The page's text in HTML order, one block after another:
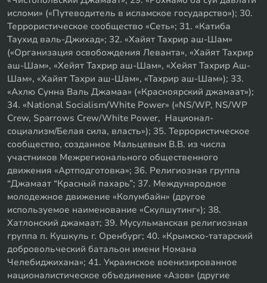
исломи» («Путеводитель в исламское государство»); 30.
Террористическое сообщество «Сеть»; 31. «Катиба
Таухид валь-Джихад»; 32. «Хайят Тахрир аш-Шам»
(«Организация освобождения Леванта», «Хайят Тахрир
аш-Шам», «Хейят Тахрир аш-Шам», «Хейят Тахрир Аш-
Шам», «Хайят Тахри аш-Шам», «Тахрир аш-Шам»); 33.
«Ахлю Сунна Валь Джамаа» («Красноярский джамаат»);
34. «National Socialism/White Power» («NS/WP, NS/WP
Crew, Sparrows Crew/White Power, Национал-
социализм/Белая сила, власть»); 35. Террористическое
сообщество, созданное Мальцевым В.В. из числа
участников Межрегионального общественного
движения «Артподготовка»; 36. Религиозная группа
“Джамаат “Красный пахарь”; 37. Международное
молодежное движение «Колумбайн» (другое
используемое наименование «Скулшутинг»); 38.
Хатлонский джамаат; 39. Мусульманская религиозная
группа п. Кушкуль г. Оренбург; 40. «Крымско-татарский
добровольческий батальон имени Номана
Челебиджихана»; 41. Украинское военизированное
националистическое объединение «Азов» (другие